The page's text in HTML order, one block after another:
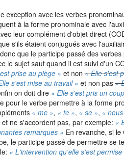
exception avec les verbes
à la forme pronominale avec
leur complément d'objet direct
s'ils étaient conjugués avec
que le participe passé des
le sujet sauf quand il est suivi d'un
prise au piège » et non« Elle s'est
s'est mise au travail » et non pas«
on doit dire « Elle s'est pris un
pour le verbe permettre à la forme
« me », « te », « se », «
ne s'accordent pas, par exemple: «
remarques » En revanche, si le
le participe passé de permettre se
« L'intervention qu'elle s'est permise